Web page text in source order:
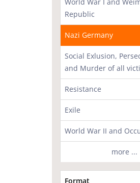
Republic
Nazi Germany
Social Exlusion,
and Murder of all
Resistance
Exile
World War II and
more ...
Format